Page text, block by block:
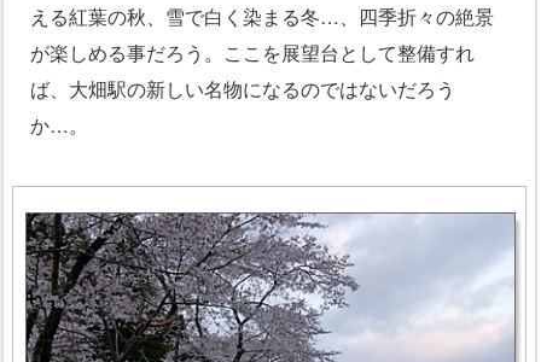
える紅葉の秋、雪で白く染まる冬…、四季折々の絶景
が楽しめる事だろう。ここを展望台として整備すれ
ば、大畑駅の新しい名物になるのではないだろう
か…。